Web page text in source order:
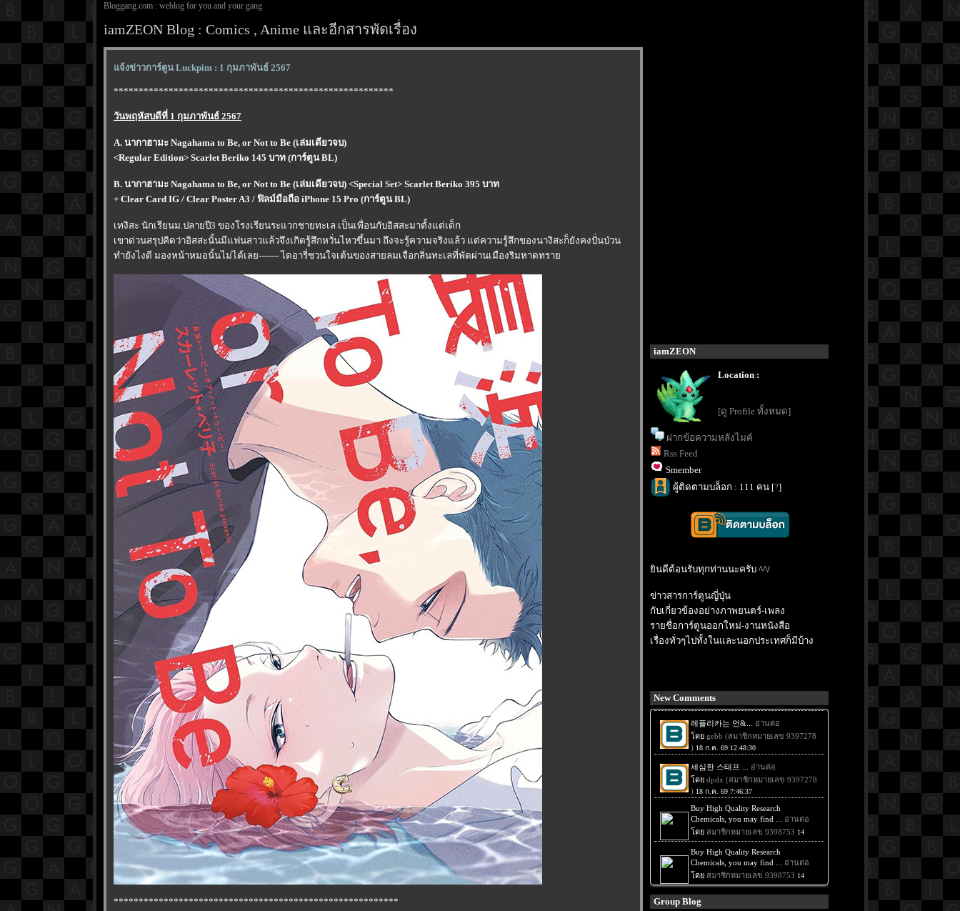
Bloggang.com : weblog for you and your gang
iamZEON Blog : Comics , Anime และอีกสารพัดเรื่อง
จ้งข่าวการ์ตูน Luckpim : 1 กุมภาพันธ์ 2567
********************************************************
วันพฤหัสบดีที่ 1 กุมภาพันธ์ 2567
A. นากาฮามะ Nagahama to Be, or Not to Be (เล่มเดียวจบ)
<Regular Edition> Scarlet Beriko 145 บาท (การ์ตูน BL)
B. นากาฮามะ Nagahama to Be, or Not to Be (เล่มเดียวจบ) <Special Set> Scarlet Beriko 395 บาท
+ Clear Card IG / Clear Poster A3 / ฟิลม์มือถือ iPhone 15 Pro (การ์ตูน BL)
เทงิสะ นักเรียนม.ปลายปี3 ของโรงเรียนระแวกชายทะเล เป็นเพื่อนกับอิสสะมาตั้งแต่เด็ก
เขาด่วนสรุปคิดว่าอิสสะนั้นมีแฟนสาวแล้วจึงเกิดรู้สึกหวั่นไหวขึ้นมา ถึงจะรู้ความจริงแล้ว แต่ความรู้สึกของนางิสะก็ยังคงปั่นป่วน
ทำยังไงดี มองหน้าหมอนั้นไม่ได้เลย------- ไดอารี่ชวนใจเต้นของสายลมเจือกลิ่นทะเลที่พัดผ่านเมืองริมหาดทรา
*********************************************************
iamZEON
Location :
[ดู Profile ทั้งหมด]
ฝากข้อความหลังไมค์
Rss Feed
Smember
ผู้ติดตามบล็อก : 111 คน [?]
ินดีต้อนรับทุกท่านนะครับ ^^/
ข่าวสารการ์ตูนญี่ปุ่น
กับเกี่ยวข้องอย่างภาพยนตร์-เพลง
รายชื่อการ์ตูนออกใหม่-งานหนังสือ
เรื่องทั่วๆไปทั้งในและนอกประเทศก็มีบ้าง
New Comments
Group Blog